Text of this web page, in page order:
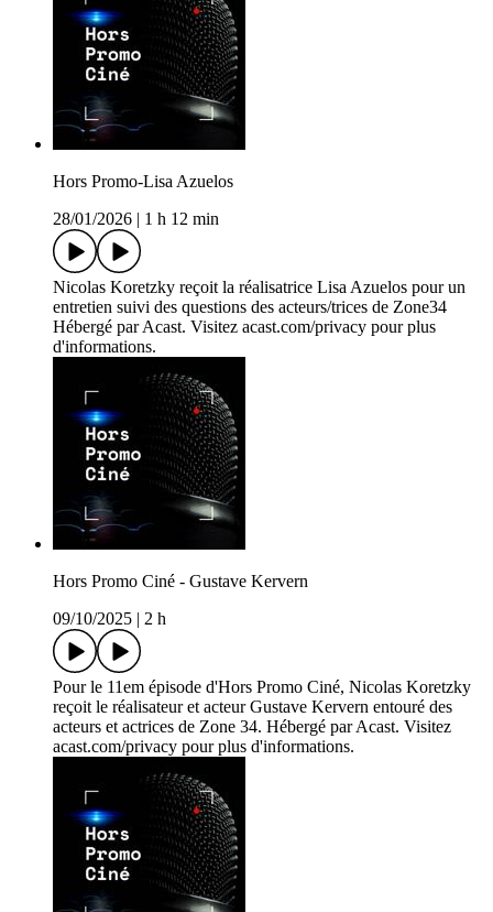
Hors Promo-Lisa Azuelos
28/01/2026
1 h 12 min
Nicolas Koretzky reçoit la réalisatrice Lisa Azuelos pour un
entretien suivi des questions des acteurs/trices de Zone34
Hébergé par Acast. Visitez acast.com/privacy pour plus
d'informations.
Hors Promo Ciné - Gustave Kervern
09/10/2025
2 h
Pour le 11em épisode d'Hors Promo Ciné, Nicolas Koretzky
reçoit le réalisateur et acteur Gustave Kervern entouré des
acteurs et actrices de Zone 34. Hébergé par Acast. Visitez
acast.com/privacy pour plus d'informations.